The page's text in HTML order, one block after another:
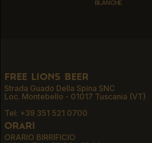
INTO THE WHITE
BLANCHE
free lions beer
Strada Guado Della Spina SNC
Loc. Montebello - 01017 Tuscania (VT)
Tel: +39 351 521 0700
orari
ORARIO BIRRIFICIO